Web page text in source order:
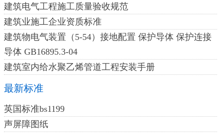
建筑电气工程施工质量验收规范
建筑业施工企业资质标准
建筑物电气装置（5-54）接地配置 保护导体 保护连接
导体 GB16895.3-04
建筑室内给水聚乙烯管道工程安装手册
最新标准
英国标准bs1199
声屏障图纸